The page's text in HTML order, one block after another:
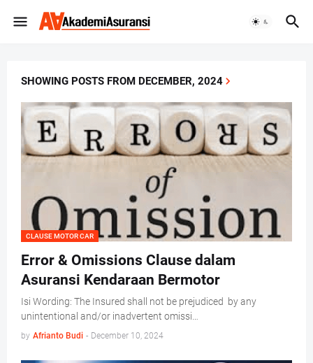
SHOWING POSTS FROM DECEMBER, 2024
CLAUSE MOTOR CAR
Error & Omissions Clause dalam
Asuransi Kendaraan Bermotor
Isi Wording: The Insured shall not be prejudiced by any
unintentional and/or inadvertent omissi…
by Afrianto Budi - December 10, 2024